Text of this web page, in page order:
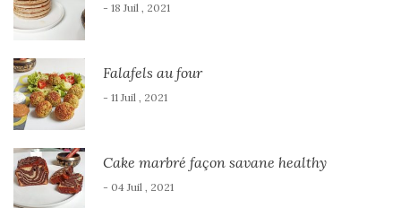
- 18 Juil , 2021
Falafels au four
- 11 Juil , 2021
Cake marbré façon savane healthy
- 04 Juil , 2021